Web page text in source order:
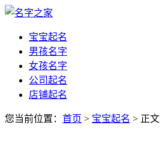
宝宝起名
男孩名字
女孩名字
公司起名
店铺起名
您当前位置： 首页 > 宝宝起名 > 正文